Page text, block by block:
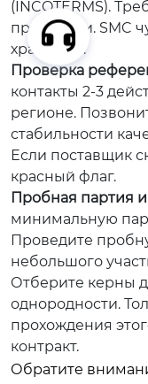
(INCOTERMS).
продукции. SMC
хранении.
Проверка
контакты 2-3
регионе.
стабильности
Если поставщик
красный флаг.
Пробная партия
минимальную
Проведите
небольшого
Отберите керны
однородности.
прохождения
контракт.
Обратите